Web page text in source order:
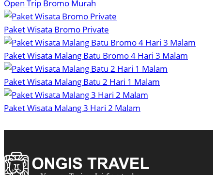
Open Trip Bromo Murah
Paket Wisata Bromo Private
Paket Wisata Malang Batu Bromo 4 Hari 3 Malam
Paket Wisata Malang Batu 2 Hari 1 Malam
Paket Wisata Malang 3 Hari 2 Malam